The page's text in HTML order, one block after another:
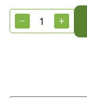
cena:
+
−